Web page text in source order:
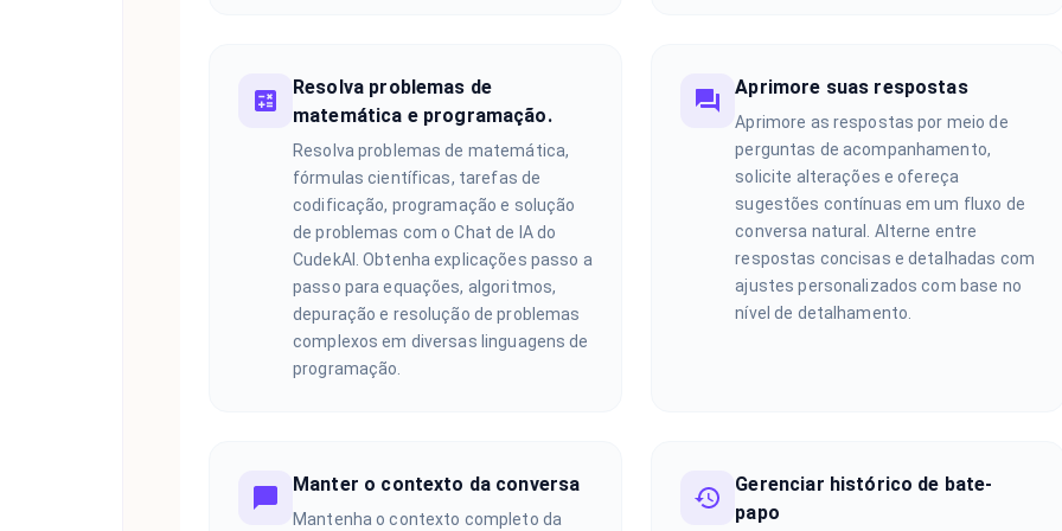
Resolva problemas de
matemática e programação.
Resolva problemas de matemática,
fórmulas científicas, tarefas de
codificação, programação e solução
de problemas com o Chat de IA do
CudekAI. Obtenha explicações passo a
passo para equações, algoritmos,
depuração e resolução de problemas
complexos em diversas linguagens de
programação.
Aprimore suas respostas
Aprimore as respostas por meio de
perguntas de acompanhamento,
solicite alterações e ofereça
sugestões contínuas em um fluxo de
conversa natural. Alterne entre
respostas concisas e detalhadas com
ajustes personalizados com base no
nível de detalhamento.
Manter o contexto da conversa
Mantenha o contexto completo da
Gerenciar histórico de bate-
papo